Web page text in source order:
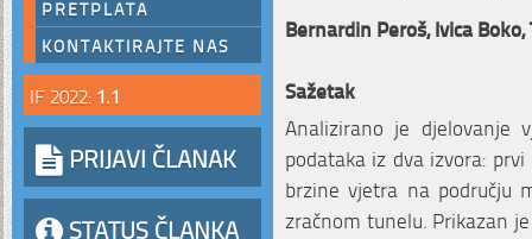
PRETPLATA
KONTAKTIRAJTE NAS
IF 2022: 1.1
PRIJAVI ČLANAK
STATUS ČLANKA
Bernardin Peroš,Ivica Boko,
Sažetak
Analizirano je djelovanje
podataka iz dva izvora:
brzine vjetra na području
zračnom tunelu. Prikazan